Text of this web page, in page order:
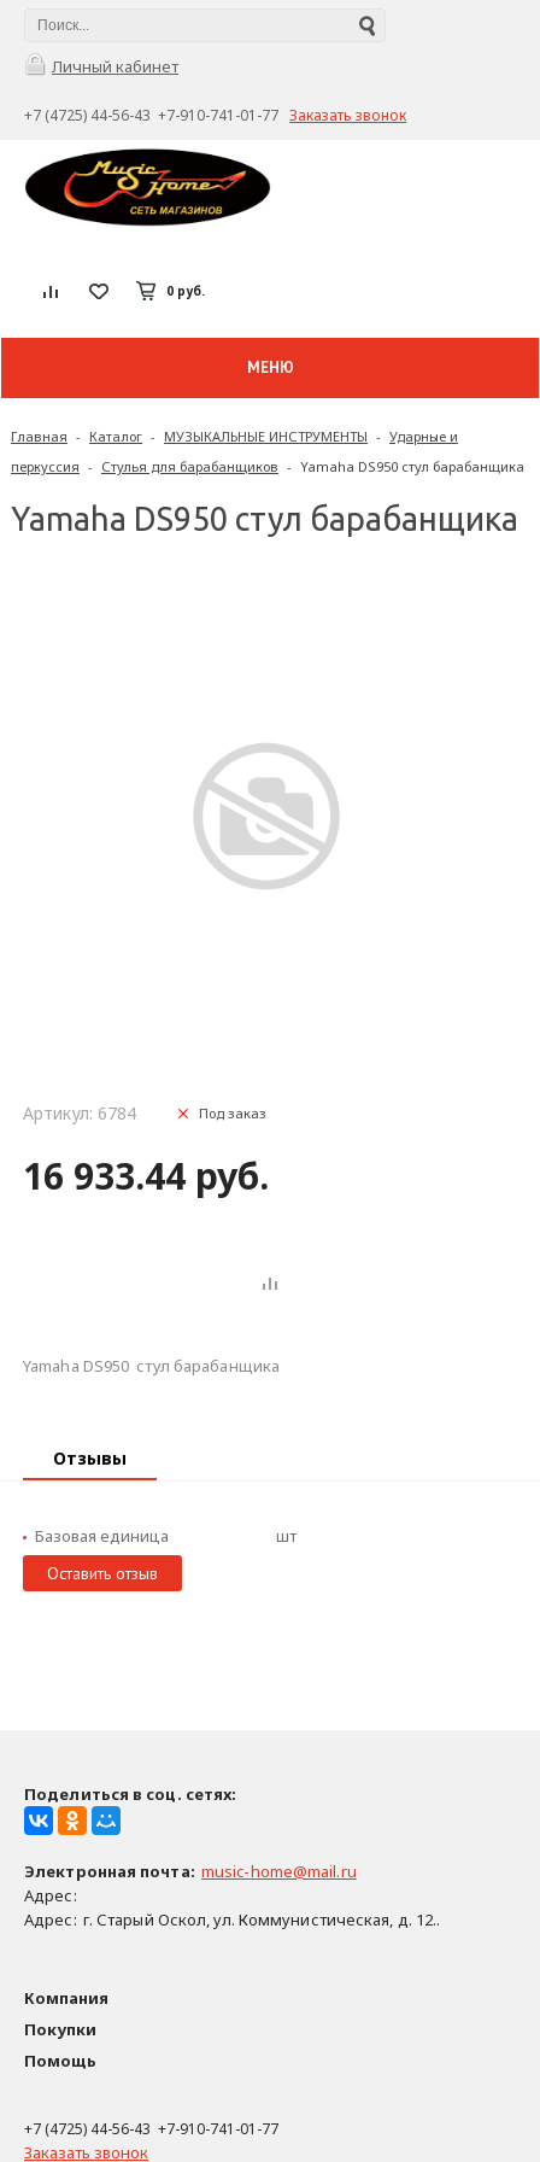
Личный кабинет
+7 (4725) 44-56-43 +7-910-741-01-77 Заказать звонок
0 руб.
МЕНЮ
Главная - Каталог - МУЗЫКАЛЬНЫЕ ИНСТРУМЕНТЫ - Ударные и
перкуссия - Стулья для барабанщиков - Yamaha DS950 стул барабанщика
Yamaha DS950 стул барабанщика
Артикул: 6784 Под заказ
16 933.44 руб.
Yamaha DS950 стул барабанщика
Отзывы
Базовая единица
шт
Оставить отзыв
Поделиться в соц. сетях:
Электронная почта: music-home@mail.ru
Адрес:
Адрес: г. Старый Оскол, ул. Коммунистическая, д. 12..
Компания
Покупки
Помощь
+7 (4725) 44-56-43 +7-910-741-01-77
Заказать звонок